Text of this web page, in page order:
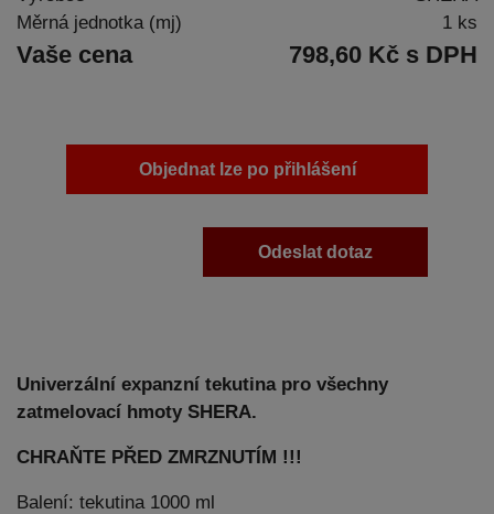
Měrná jednotka (mj)
1 ks
Vaše cena 798,60 Kč s DPH
Objednat lze po přihlášení
Odeslat dotaz
Univerzální expanzní tekutina pro všechny
zatmelovací hmoty SHERA.
CHRAŇTE PŘED ZMRZNUTÍM !!!
Balení: tekutina 1000 ml